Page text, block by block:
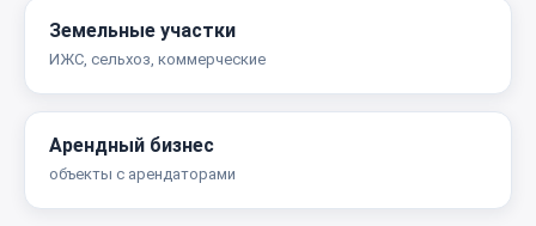
Земельные участки
ИЖС, сельхоз, коммерческие
Арендный бизнес
объекты с арендаторами